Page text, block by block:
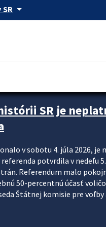
arrow_drop_down
SR je
v sobotu 4. júla 2026, je
potvrdila v nedeľu
Referendum malo
50-percentnú účasť
Štátnej komisie pre